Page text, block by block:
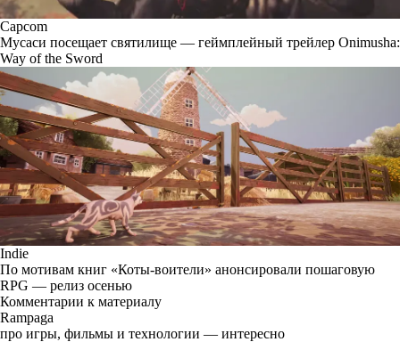
Capcom
Мусаси посещает святилище — геймплейный трейлер Onimusha:
Way of the Sword
Indie
По мотивам книг «Коты-воители» анонсировали пошаговую
RPG — релиз осенью
Комментарии к материалу
Rampaga
про игры, фильмы и технологии — интересно